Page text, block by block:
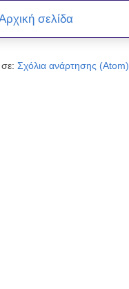
σελίδα
Σχόλια ανάρτησης (Atom)